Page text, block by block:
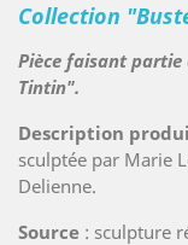
Collection
Pièce faisant partie
Tintin".
Description
sculptée par Marie
Delienne.
Source : sculpture